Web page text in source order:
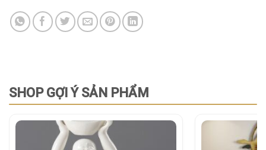
SHOP GỢI Ý SẢN PHẨM